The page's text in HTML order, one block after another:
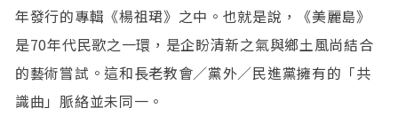
年發行的專輯《楊祖珺》之中。也就是說，《美麗島》
是70年代民歌之一環，是企盼清新之氣與鄉土風尚結合
的藝術嘗試。這和長老教會／黨外／民進黨擁有的「共
識曲」脈絡並未同一。